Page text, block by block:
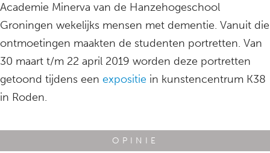
Academie Minerva van de Hanzehogeschool
Groningen wekelijks mensen met dementie. Vanuit die
ontmoetingen maakten de studenten portretten. Van
30 maart t/m 22 april 2019 worden deze portretten
getoond tijdens een expositie in kunstencentrum K38
in Roden.
OPINIE